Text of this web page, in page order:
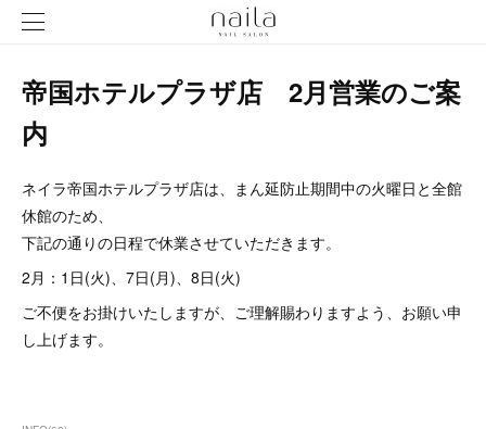
帝国ホテルプラザ店 2月営業のご案
内
ネイラ帝国ホテルプラザ店は、まん延防止期間中の火曜日と全館
休館のため、
下記の通りの日程で休業させていただきます。
2月：1日(火)、7日(月)、8日(火)
ご不便をお掛けいたしますが、ご理解賜わりますよう、お願い申
し上げます。